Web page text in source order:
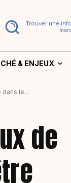
Trouver une
& ENJEUX
le...
de